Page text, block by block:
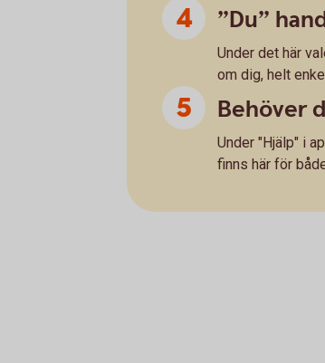
”Du”
Under det här
om dig, helt
Behöver
Under "Hjälp" i
finns här för